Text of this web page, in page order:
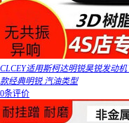
CLCEY适用斯柯达明锐昊锐发动
款经典明锐 汽油类型
0条评价